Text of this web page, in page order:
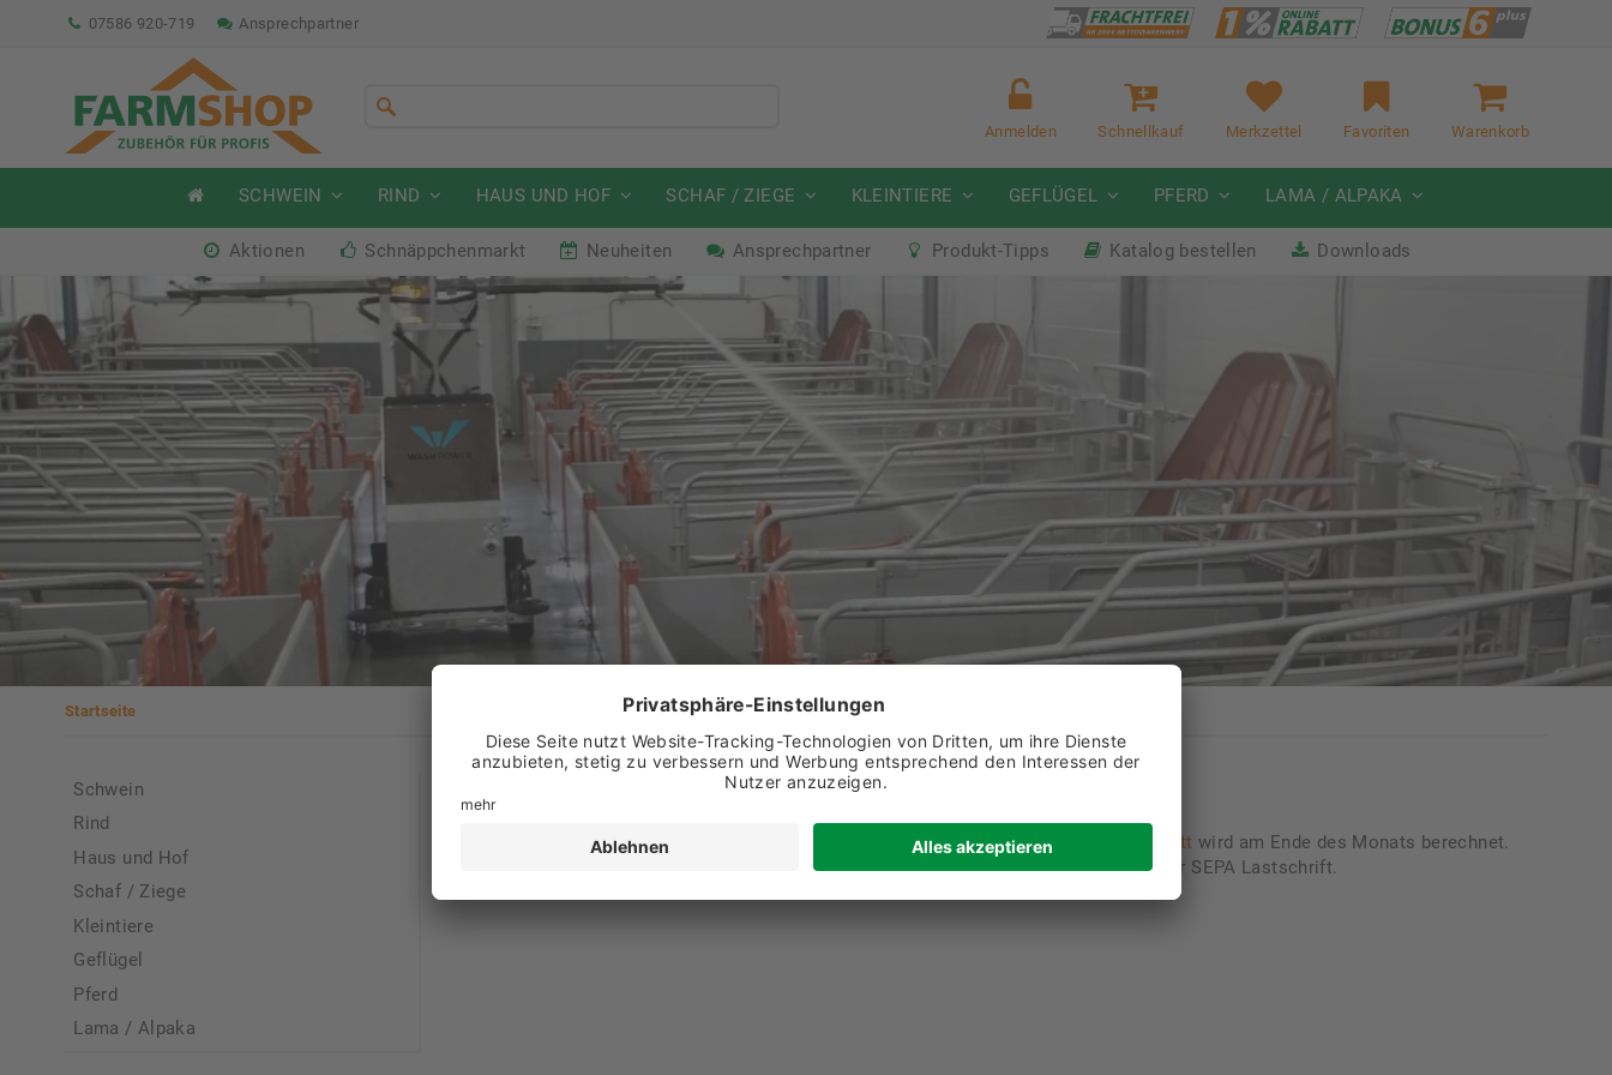
07586 920-719 Ansprechpartner
Anmelden Schnellkauf Merkzettel Favoriten Warenkorb
SCHWEIN RIND HAUS UND HOF SCHAF / ZIEGE KLEINTIERE GEFLÜGEL PFERD LAMA / ALPAKA
Aktionen Schnäppchenmarkt Neuheiten Ansprechpartner Produkt-Tipps Katalog bestellen Downloads
Startseite
Schwein
Rind
Haus und Hof
Schaf / Ziege
Kleintiere
Geflügel
Pferd
Lama / Alpaka
Sie können zwischen Rechnung und SEPA Lastschrift wählen. DerBonus6Plus Rabatt wird am Ende des Monats berechnet.
Hierzu erhalten Sie am Monatsende eine Sammelrechnung – egal ob Rechnung oder SEPA Lastschrift.